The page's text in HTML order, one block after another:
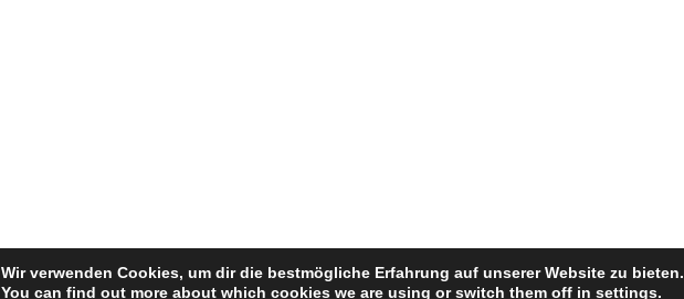
© 2026 Rund um den Brustring• Erstellt mitGeneratePress
Wir verwenden Cookies, um dir die bestmögliche Erfahrung auf unserer Website zu bieten.
You can find out more about which cookies we are using or switch them off insettings.